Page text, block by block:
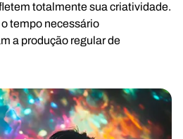
totalmente sua criatividade.
tempo necessário
a produção regular de